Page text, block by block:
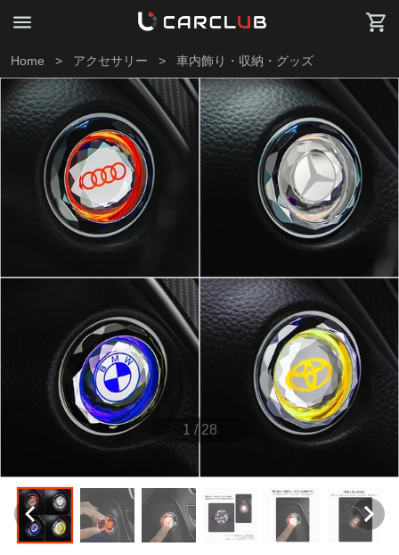
Home > アクセサリー > 車内飾り・収納・グッズ
1 / 28